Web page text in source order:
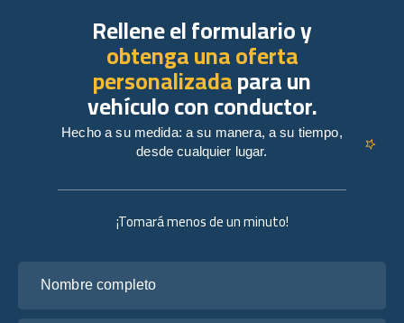
¡Tomará menos de un minuto!
Rellene el formulario y
obtenga una oferta
personalizadapara un
vehículo con conductor.
Hecho a su medida: a su manera, a su tiempo,
desde cualquier lugar.